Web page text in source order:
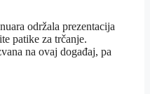
održala prezentacija
patike za trčanje.
na ovaj događaj, pa